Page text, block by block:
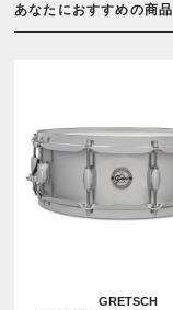
あなたにおすすめの商品
GRETSCH